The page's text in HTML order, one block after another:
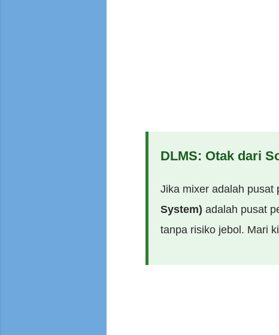
DLMS: Otak dari
Jika mixer adalah pusat
System) adalah pusat
tanpa risiko jebol. Mari